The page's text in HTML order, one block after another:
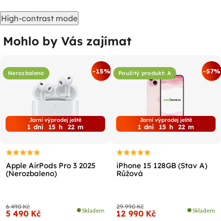
High-contrast mode
Mohlo by Vás zajímat
Nerozbaleno -15%
Jarní výprodej ještě
1 dni 15 h 22 m
Apple AirPods Pro 3 2025
(Nerozbaleno)
6 490 Kč
5 490 Kč Skladem
Použitý produkt: A -57%
Jarní výprodej ještě
1 dni 15 h 22 m
iPhone 15 128GB (Stav A)
Růžová
29 990 Kč
12 990 Kč Skladem